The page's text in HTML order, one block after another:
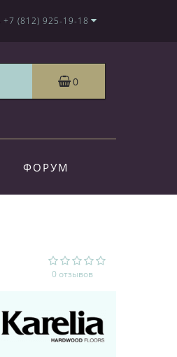
+7 (812) 925-19-18
0
ФОРУМ
0 отзывов